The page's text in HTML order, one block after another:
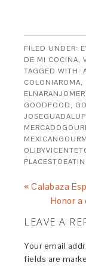
FILED UNDER:
DE MI COCINA,
TAGGED WITH:
COLONIAROMA,
GOODFOOD,
« Calabaza
Honor a
LEAVE A
Your email
fields are